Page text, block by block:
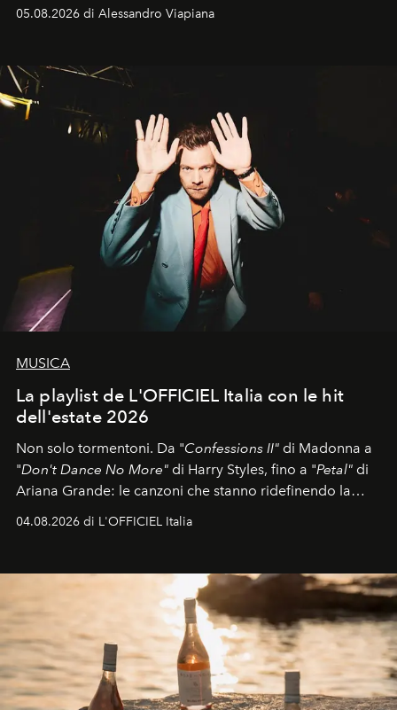
05.08.2026 di Alessandro Viapiana
MUSICA
La playlist de L'OFFICIEL Italia con le hit
dell'estate 2026
Non solo tormentoni. Da "Confessions II" di Madonna a
"Don't Dance No More" di Harry Styles, fino a "Petal" di
Ariana Grande: le canzoni che stanno ridefinendo la
colonna sonora della stagione.
04.08.2026 di L'OFFICIEL Italia